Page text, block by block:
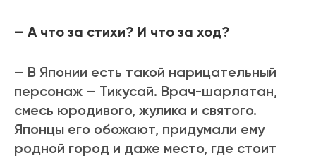
— А что за стихи? И что за ход?
— В Японии есть такой нарицательный
персонаж — Тикусай. Врач-шарлатан,
смесь юродивого, жулика и святого.
Японцы его обожают, придумали ему
родной город и даже место, где стоит